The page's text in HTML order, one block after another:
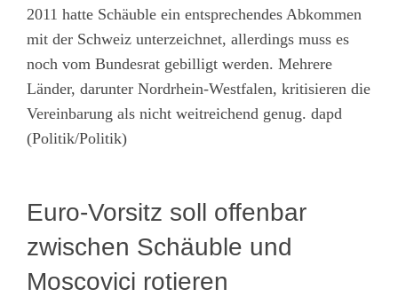
2011 hatte Schäuble ein entsprechendes Abkommen
mit der Schweiz unterzeichnet, allerdings muss es
noch vom Bundesrat gebilligt werden. Mehrere
Länder, darunter Nordrhein-Westfalen, kritisieren die
Vereinbarung als nicht weitreichend genug. dapd
(Politik/Politik)
Euro-Vorsitz soll offenbar
zwischen Schäuble und
Moscovici rotieren